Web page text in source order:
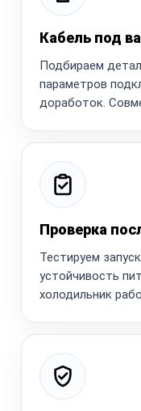
Кабель под
Подбираем
параметров
доработок.
Проверка
Тестируем
устойчивость
холодильник